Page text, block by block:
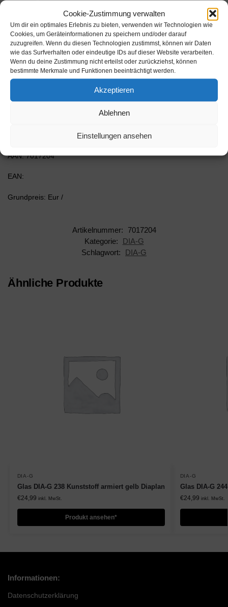
Cookie-Zustimmung verwalten
Um dir ein optimales Erlebnis zu bieten, verwenden wir Technologien wie
Cookies, um Geräteinformationen zu speichern und/oder darauf
zuzugreifen. Wenn du diesen Technologien zustimmst, können wir Daten
wie das Surfverhalten oder eindeutige IDs auf dieser Website verarbeiten.
Wenn du deine Zustimmung nicht erteilst oder zurückziehst, können
bestimmte Merkmale und Funktionen beeinträchtigt werden.
Akzeptieren
Ablehnen
Einstellungen ansehen
Beschreibung
Glas DIA-G 204 Kunststoff armiert gelb Diaplan
Hersteller: Muenchmeyer Sternkreuz GmbH
AAN: 7017204
EAN:
Grundpreis: Eur /
Artikelnummer:
7017204
Kategorie:
DIA-G
Schlagwort:
DIA-G
Ähnliche Produkte
DIA-G
Glas DIA-G 238 Kunststoff armiert gelb Diaplan
€24,99 inkl. MwSt.
Produkt ansehen*
DIA-G
Glas DIA-G
€24,99 inkl. MwSt.
Informationen:
Datenschutzerklärung